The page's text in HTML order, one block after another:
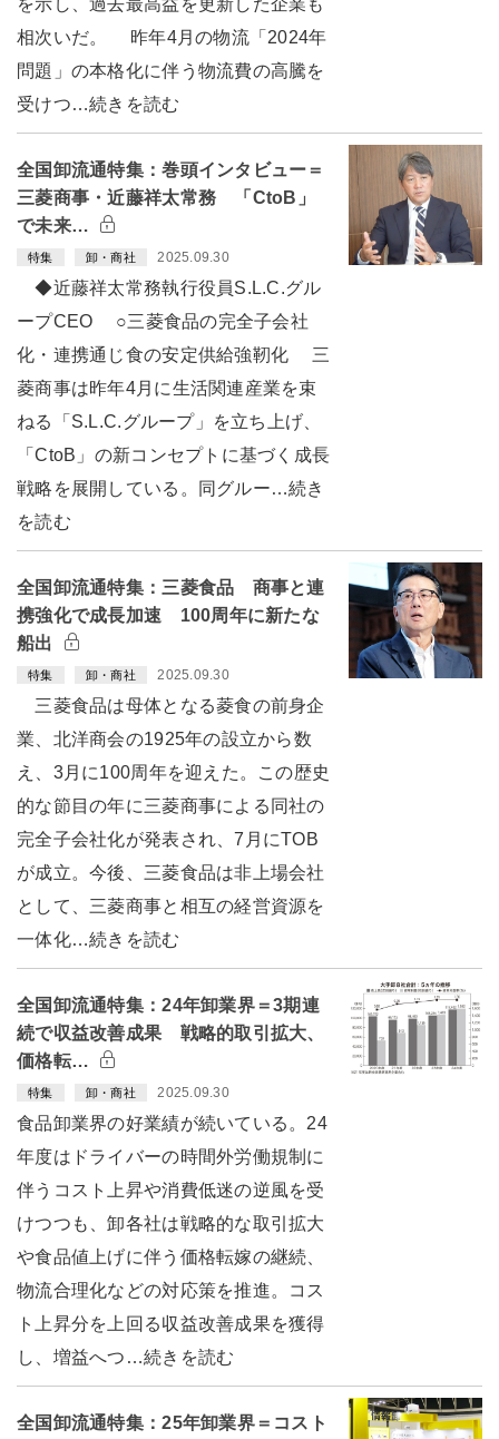
相次いだ。 昨年4月の物流「2024年
問題」の本格化に伴う物流費の高騰を
受けつ…続きを読む
全国卸流通特集：巻頭インタビュー＝
三菱商事・近藤祥太常務 「CtoB」
で未来…
特集 卸・商社 2025.09.30
◆近藤祥太常務執行役員S.L.C.グル
ープCEO ○三菱食品の完全子会社
化・連携通じ食の安定供給強靭化 三
菱商事は昨年4月に生活関連産業を束
ねる「S.L.C.グループ」を立ち上げ、
「CtoB」の新コンセプトに基づく成長
戦略を展開している。同グルー…続き
を読む
全国卸流通特集：三菱食品 商事と連
携強化で成長加速 100周年に新たな
船出
特集 卸・商社 2025.09.30
三菱食品は母体となる菱食の前身企
業、北洋商会の1925年の設立から数
え、3月に100周年を迎えた。この歴史
的な節目の年に三菱商事による同社の
完全子会社化が発表され、7月にTOB
が成立。今後、三菱食品は非上場会社
として、三菱商事と相互の経営資源を
一体化…続きを読む
全国卸流通特集：24年卸業界＝3期連
続で収益改善成果 戦略的取引拡大、
価格転…
特集 卸・商社 2025.09.30
食品卸業界の好業績が続いている。24
年度はドライバーの時間外労働規制に
伴うコスト上昇や消費低迷の逆風を受
けつつも、卸各社は戦略的な取引拡大
や食品値上げに伴う価格転嫁の継続、
物流合理化などの対応策を推進。コス
ト上昇分を上回る収益改善成果を獲得
し、増益へつ…続きを読む
全国卸流通特集：25年卸業界＝コスト